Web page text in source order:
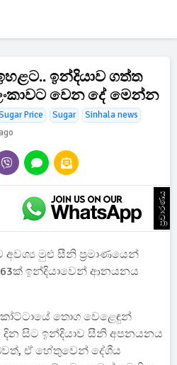
ඉන්දියාව ගත්ත
වෙන දේ මෙන්න
Price Sugar
Sinhala news
ප්‍රචාරණය
මුළු සීනි ප්‍රමාණයෙන්
ඉන්දියාවෙන් ආනයනය
තොග වෙළෙඳුන්
සිට ඉන්දියාව සීනි අපනයනය
ඒ හේතුවෙන් දේශීය